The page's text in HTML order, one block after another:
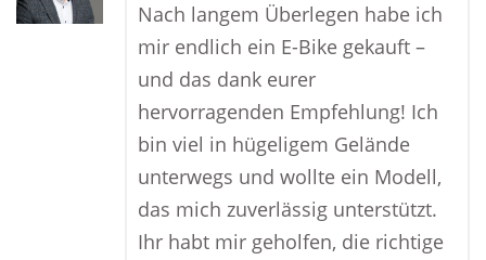
Nach langem Überlegen habe ich
mir endlich ein E-Bike gekauft –
und das dank eurer
hervorragenden Empfehlung! Ich
bin viel in hügeligem Gelände
unterwegs und wollte ein Modell,
das mich zuverlässig unterstützt.
Ihr habt mir geholfen, die richtige